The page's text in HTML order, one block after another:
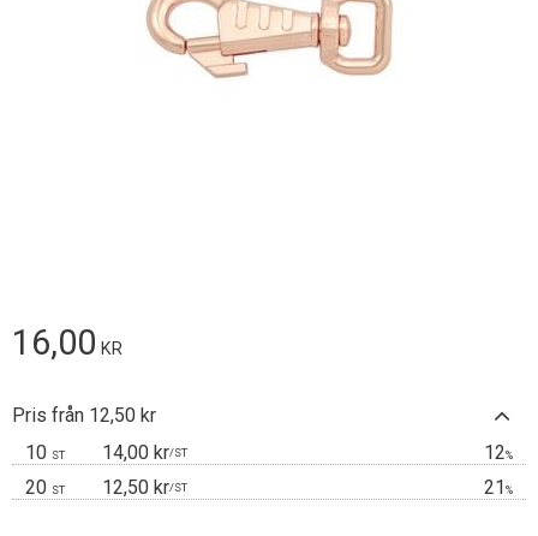
16,00 KR
Pris från 12,50 kr
10 ST 14,00 kr/ST 12%
20 ST 12,50 kr/ST 21 %